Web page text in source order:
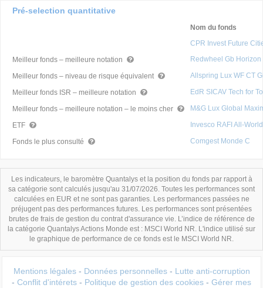
Pré-selection quantitative
Nom du fonds
CPR Invest Future
Meilleur fonds – meilleure notation
Redwheel Gb Horizon
Meilleur fonds – niveau de risque équivalent Allspring Lux WF CT
Meilleur fonds ISR – meilleure notation EdR SICAV Tech for
Meilleur fonds – meilleure notation – le moins cher M&G Lux Global
ETF Invesco RAFI All-
Fonds le plus consulté Comgest Monde C
Les indicateurs, le baromètre Quantalys et la position du fonds par rapport à
sa catégorie sont calculés jusqu'au 31/07/2026. Toutes les performances sont
calculées en EUR et ne sont pas garanties. Les performances passées ne
préjugent pas des performances futures. Les performances sont présentées
brutes de frais de gestion du contrat d'assurance vie. L’indice de référence de
la catégorie Quantalys Actions Monde est : MSCI World NR. L'indice utilisé sur
le graphique de performance de ce fonds est le MSCI World NR.
Mentions légales - Données personnelles - Lutte anti-corruption
- Conflit d'intérets - Politique de gestion des cookies - Gérer mes